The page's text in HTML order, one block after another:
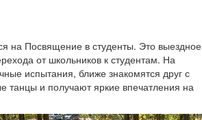
на Посвящение в студенты. Это выездное
от школьников к студентам. На
испытания, ближе знакомятся друг с
танцы и получают яркие впечатления на